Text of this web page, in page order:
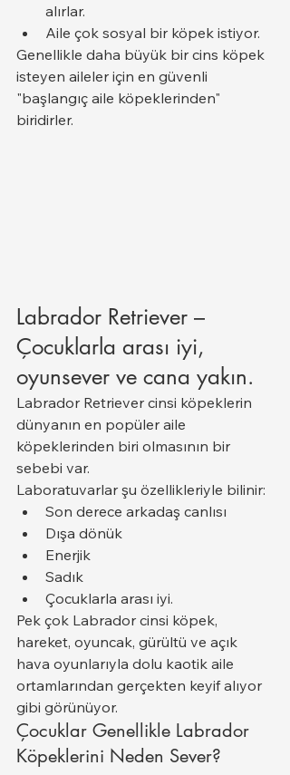
alırlar.
Aile çok sosyal bir köpek istiyor.
Genellikle daha büyük bir cins köpek
isteyen aileler için en güvenli
"başlangıç aile köpeklerinden"
biridirler.
Labrador Retriever –
Çocuklarla arası iyi,
oyunsever ve cana yakın.
Labrador Retriever cinsi köpeklerin
dünyanın en popüler aile
köpeklerinden biri olmasının bir
sebebi var.
Laboratuvarlar şu özellikleriyle bilinir:
Son derece arkadaş canlısı
Dışa dönük
Enerjik
Sadık
Çocuklarla arası iyi.
Pek çok Labrador cinsi köpek,
hareket, oyuncak, gürültü ve açık
hava oyunlarıyla dolu kaotik aile
ortamlarından gerçekten keyif alıyor
gibi görünüyor.
Çocuklar Genellikle Labrador
Köpeklerini Neden Sever?